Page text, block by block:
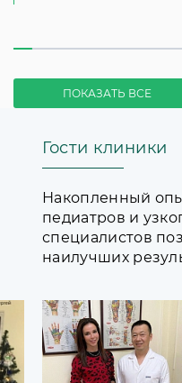
ПОКАЗАТЬ ВСЕ
Гости клиники
Накопленный
педиатров и
специалистов
наилучших